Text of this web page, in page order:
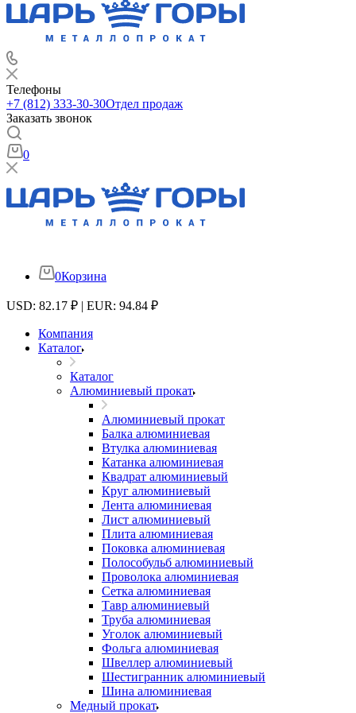
Телефоны
+7 (812) 333-30-30Отдел продаж
Заказать звонок
0
0Корзина
USD: 82.17 ₽ | EUR: 94.84 ₽
Компания
Каталог
Каталог
Алюминиевый прокат
Алюминиевый прокат
Балка алюминиевая
Втулка алюминиевая
Катанка алюминиевая
Квадрат алюминиевый
Круг алюминиевый
Лента алюминиевая
Лист алюминиевый
Плита алюминиевая
Поковка алюминиевая
Полособульб алюминиевый
Проволока алюминиевая
Сетка алюминиевая
Тавр алюминиевый
Труба алюминиевая
Уголок алюминиевый
Фольга алюминиевая
Швеллер алюминиевый
Шестигранник алюминиевый
Шина алюминиевая
Медный прокат